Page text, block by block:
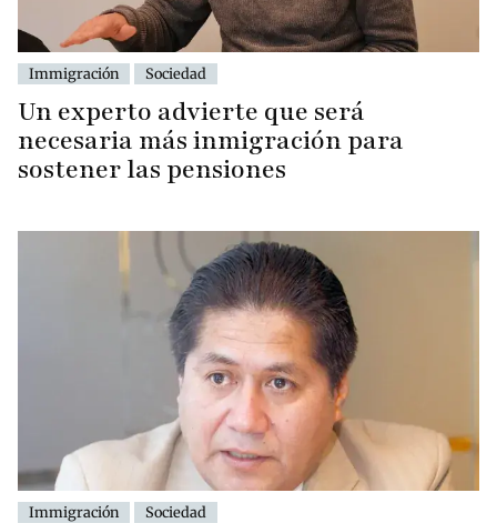
Immigración Sociedad
Un experto advierte que será
necesaria más inmigración para
sostener las pensiones
Immigración Sociedad